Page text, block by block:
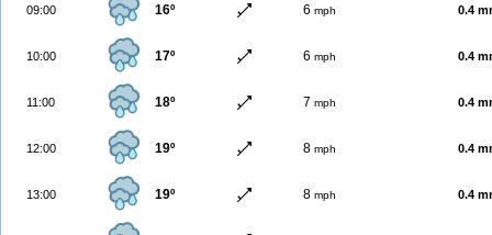
09:00 16º 6 mph 0.4
10:00 17º 6 mph 0.4
11:00 18º 7 mph 0.4
12:00 19º 8 mph 0.4
13:00 19º 8 mph 0.4